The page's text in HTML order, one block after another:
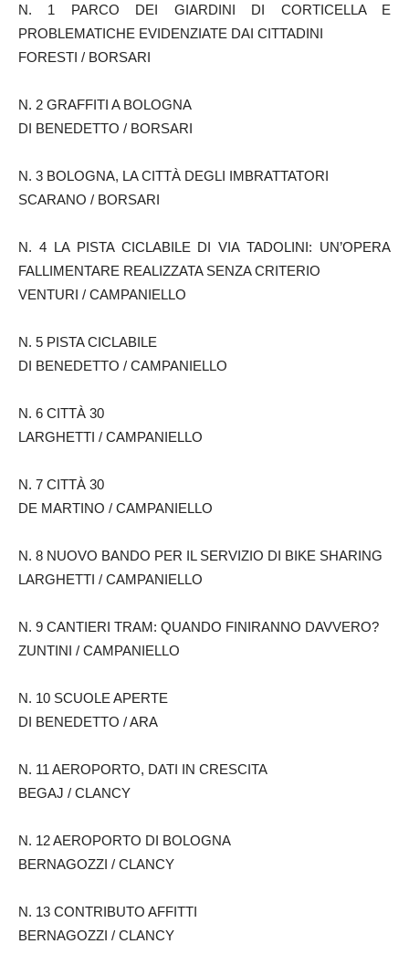
N. 1 PARCO DEI GIARDINI DI CORTICELLA E
PROBLEMATICHE EVIDENZIATE DAI CITTADINI
FORESTI / BORSARI
N. 2 GRAFFITI A BOLOGNA
DI BENEDETTO / BORSARI
N. 3 BOLOGNA, LA CITTÀ DEGLI IMBRATTATORI
SCARANO / BORSARI
N. 4 LA PISTA CICLABILE DI VIA TADOLINI: UN’OPERA
FALLIMENTARE REALIZZATA SENZA CRITERIO
VENTURI / CAMPANIELLO
N. 5 PISTA CICLABILE
DI BENEDETTO / CAMPANIELLO
N. 6 CITTÀ 30
LARGHETTI / CAMPANIELLO
N. 7 CITTÀ 30
DE MARTINO / CAMPANIELLO
N. 8 NUOVO BANDO PER IL SERVIZIO DI BIKE SHARING
LARGHETTI / CAMPANIELLO
N. 9 CANTIERI TRAM: QUANDO FINIRANNO DAVVERO?
ZUNTINI / CAMPANIELLO
N. 10 SCUOLE APERTE
DI BENEDETTO / ARA
N. 11 AEROPORTO, DATI IN CRESCITA
BEGAJ / CLANCY
N. 12 AEROPORTO DI BOLOGNA
BERNAGOZZI / CLANCY
N. 13 CONTRIBUTO AFFITTI
BERNAGOZZI / CLANCY